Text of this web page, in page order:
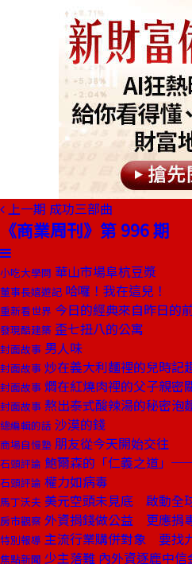
上一期 成功三部曲
《商業周刊》第 996 期
小吃大學問 華山市場阜杭豆漿
董事長嬉遊記 哈囉！我在這兒！
重新看世界 今日的經典來自昨日的
發現酷建築 歪七扭八的公寓
封面故事 男人味
封面故事 炒在義大利麵裡的兒時記
封面故事 燜在紅燒肉裡的父子親密
封面故事 熬出泰式酸辣湯的秘密泡
總編輯的話 沙漠的錢
商場自慢塾 朋友從今天開始交往
石頭評論 鮑爾森的「仁義之道」
石頭評論 權力如病毒
馬丁沃夫 美元空頭未見底 啟動全
房市觀察 外資捐錢做公益 更應捐
特別報導 主流行業購併對象 要找
焦點新聞 少主落難 內外資逐鹿中信